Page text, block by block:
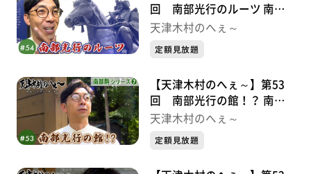
回 南部光行のルーツ 南部
駒シリーズ➇
天津木村のへぇ～
定額見放題
【天津木村のへぇ～】第53
回 南部光行の館！？ 南部
駒シリーズ⑦
天津木村のへぇ～
定額見放題